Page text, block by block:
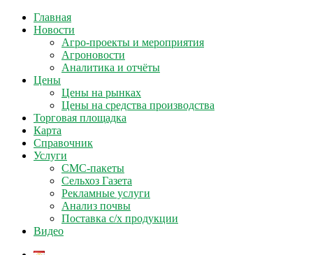
Главная
Новости
Агро-проекты и мероприятия
Агроновости
Аналитика и отчёты
Цены
Цены на рынках
Цены на средства производства
Торговая площадка
Карта
Справочник
Услуги
СМС-пакеты
Сельхоз Газета
Рекламные услуги
Анализ почвы
Поставка с/х продукции
Видео